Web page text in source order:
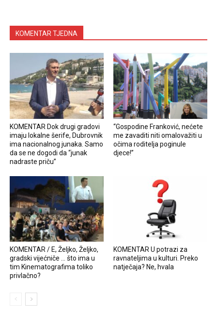
KOMENTAR TJEDNA
KOMENTAR Dok drugi gradovi
imaju lokalne šerife, Dubrovnik
ima nacionalnog junaka. Samo
da se ne dogodi da “junak
nadraste priču”
“Gospodine Franković, nećete
me zavaditi niti omalovažiti u
očima roditelja poginule
djece!”
KOMENTAR / E, Željko, Željko,
gradski vijećniče … što ima u
tim Kinematografima toliko
privlačno?
KOMENTAR U potrazi za
ravnateljima u kulturi. Preko
natječaja? Ne, hvala